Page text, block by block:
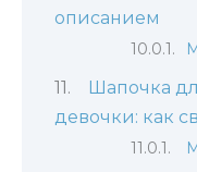
описанием
Шапочка
девочки: как